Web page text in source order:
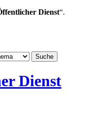
Dienst“.